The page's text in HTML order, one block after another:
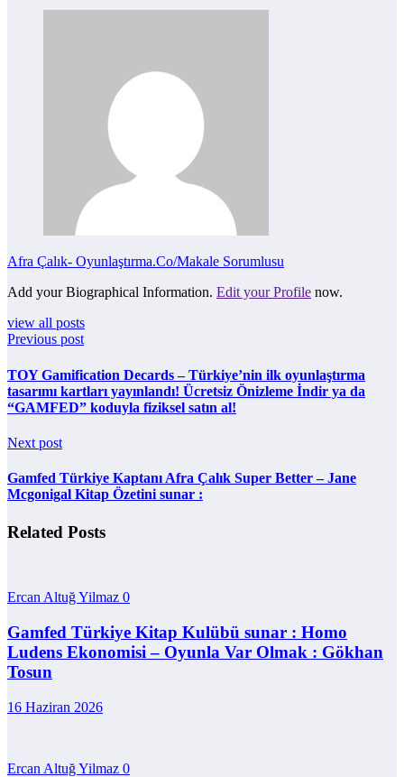
Afra Çalık- Oyunlaştırma.Co/Makale Sorumlusu
Add your Biographical Information. Edit your Profile now.
view all posts
Previous post
TOY Gamification Decards – Türkiye’nin ilk oyunlaştırma
tasarımı kartları yayınlandı! Ücretsiz Önizleme İndir ya da
“GAMFED” koduyla fiziksel satın al!
Next post
Gamfed Türkiye Kaptanı Afra Çalık Super Better – Jane
Mcgonigal Kitap Özetini sunar :
Related Posts
Ercan Altuğ Yilmaz 0
Gamfed Türkiye Kitap Kulübü sunar : Homo
Ludens Ekonomisi – Oyunla Var Olmak : Gökhan
Tosun
16 Haziran 2026
Ercan Altuğ Yilmaz 0